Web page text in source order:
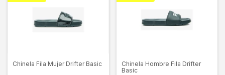
Chinela Fila Mujer Drifter Basic
Chinela Hombre Fila Drifter
Basic